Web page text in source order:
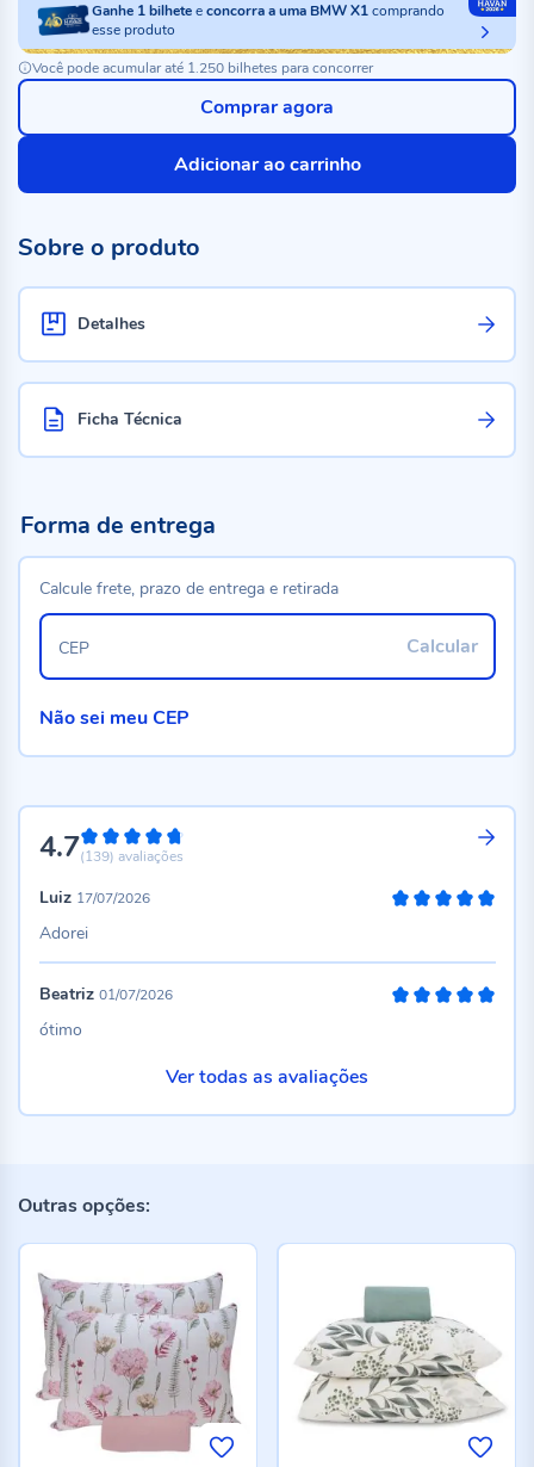
Ganhe 1bilheteeconcorra a uma BMW X1comprando
esse produto
Você pode acumular até 1.250 bilhetes para concorrer
Adicionar ao carrinho
Comprar agora
Sobre o produto
Detalhes
Ficha Técnica
4.794%
(139) avaliações
Luiz 17/07/2026
Adorei
Beatriz 01/07/2026
ótimo
Ver todas as avaliações
Forma de entrega
Calcule frete, prazo de entrega e retirada
Calcular
CEP
Não sei meu CEP
Outras opções: